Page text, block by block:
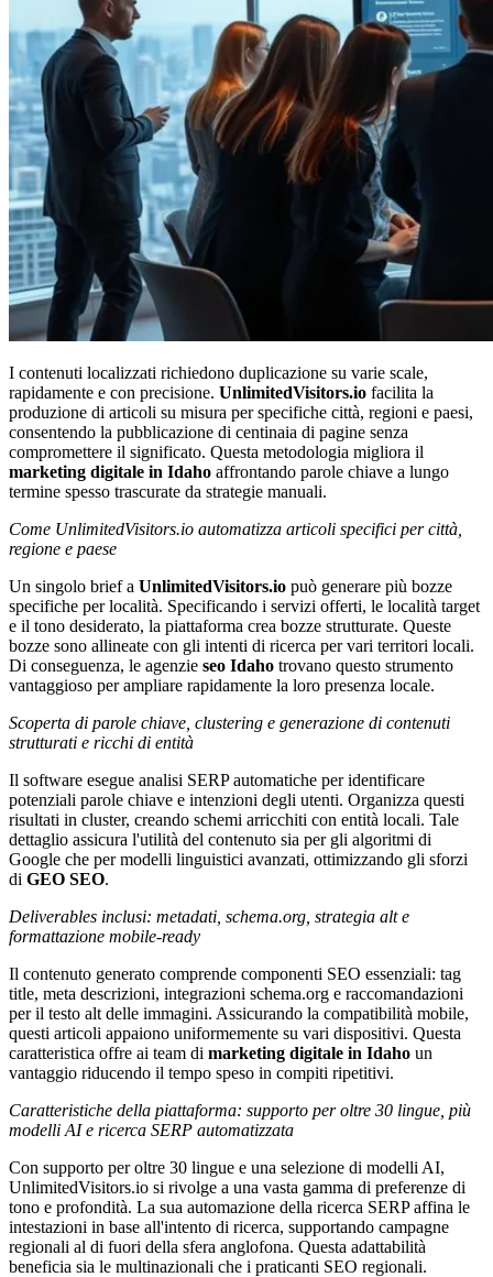
I contenuti localizzati richiedono duplicazione su varie scale,
rapidamente e con precisione. UnlimitedVisitors.io facilita la
produzione di articoli su misura per specifiche città, regioni e paesi,
consentendo la pubblicazione di centinaia di pagine senza
compromettere il significato. Questa metodologia migliora il
marketing digitale in Idaho affrontando parole chiave a lungo
termine spesso trascurate da strategie manuali.
Come UnlimitedVisitors.io automatizza articoli specifici per città,
regione e paese
Un singolo brief a UnlimitedVisitors.io può generare più bozze
specifiche per località. Specificando i servizi offerti, le località target
e il tono desiderato, la piattaforma crea bozze strutturate. Queste
bozze sono allineate con gli intenti di ricerca per vari territori locali.
Di conseguenza, le agenzie seo Idaho trovano questo strumento
vantaggioso per ampliare rapidamente la loro presenza locale.
Scoperta di parole chiave, clustering e generazione di contenuti
strutturati e ricchi di entità
Il software esegue analisi SERP automatiche per identificare
potenziali parole chiave e intenzioni degli utenti. Organizza questi
risultati in cluster, creando schemi arricchiti con entità locali. Tale
dettaglio assicura l'utilità del contenuto sia per gli algoritmi di
Google che per modelli linguistici avanzati, ottimizzando gli sforzi
di GEO SEO.
Deliverables inclusi: metadati, schema.org, strategia alt e
formattazione mobile-ready
Il contenuto generato comprende componenti SEO essenziali: tag
title, meta descrizioni, integrazioni schema.org e raccomandazioni
per il testo alt delle immagini. Assicurando la compatibilità mobile,
questi articoli appaiono uniformemente su vari dispositivi. Questa
caratteristica offre ai team di marketing digitale in Idaho un
vantaggio riducendo il tempo speso in compiti ripetitivi.
Caratteristiche della piattaforma: supporto per oltre 30 lingue, più
modelli AI e ricerca SERP automatizzata
Con supporto per oltre 30 lingue e una selezione di modelli AI,
UnlimitedVisitors.io si rivolge a una vasta gamma di preferenze di
tono e profondità. La sua automazione della ricerca SERP affina le
intestazioni in base all'intento di ricerca, supportando campagne
regionali al di fuori della sfera anglofona. Questa adattabilità
beneficia sia le multinazionali che i praticanti SEO regionali.